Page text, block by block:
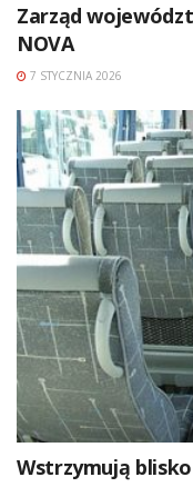
Zarząd
NOVA
7 STYCZNIA 2026
Wstrzymują